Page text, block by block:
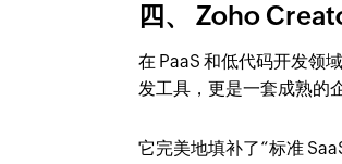
四、 Zoho
在 PaaS 和低代码开发领
发工具，更是一套成熟的
它完美地填补了“标准